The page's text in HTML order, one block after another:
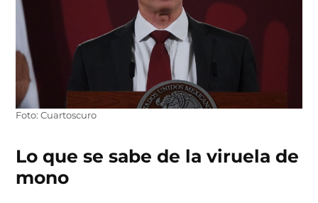
Foto: Cuartoscuro
Lo que se sabe de la viruela de
mono